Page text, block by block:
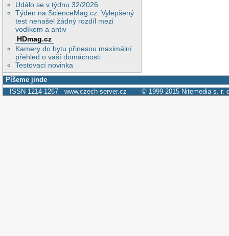
Událo se v týdnu 32/2026
Týden na ScienceMag.cz: Vylepšený
test nenašel žádný rozdíl mezi
vodíkem a antiv
HDmag.cz
Kamery do bytu přinesou maximální
přehled o vaší domácnosti
Testovací novinka
Píšeme jinde
ISSN 1214-1267 www.czech-server.cz © 1999-2015 Nitemedia s. r.